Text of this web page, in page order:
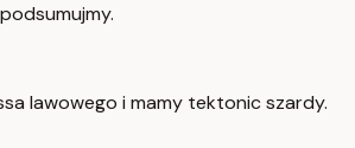
lawowego i mamy tektonic szardy.